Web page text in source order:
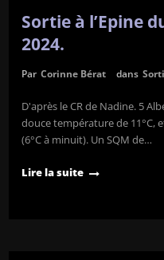
Sortie à l’Epine
2024.
Par Corinne Bérat dans
D'après le CR de Nadine. 5
douce température de 11°C,
(6°C à minuit). Un SQM de…
Lire la suite